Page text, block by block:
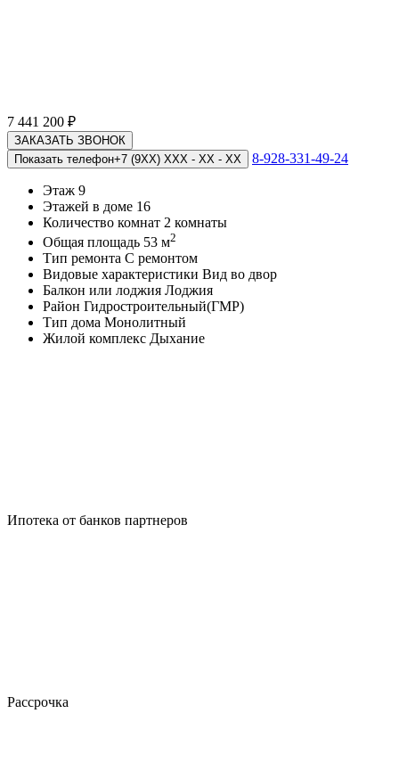
7 441 200 ₽
ЗАКАЗАТЬ ЗВОНОК
Показать телефон+7 (9XX) XXX - XX - XX 8-928-331-49-24
Этаж 9
Этажей в доме 16
Количество комнат 2 комнаты
Общая площадь 53 м2
Тип ремонта С ремонтом
Видовые характеристики Вид во двор
Балкон или лоджия Лоджия
Район Гидростроительный(ГМР)
Тип дома Монолитный
Жилой комплекс Дыхание
Ипотека от банков партнеров
Рассрочка